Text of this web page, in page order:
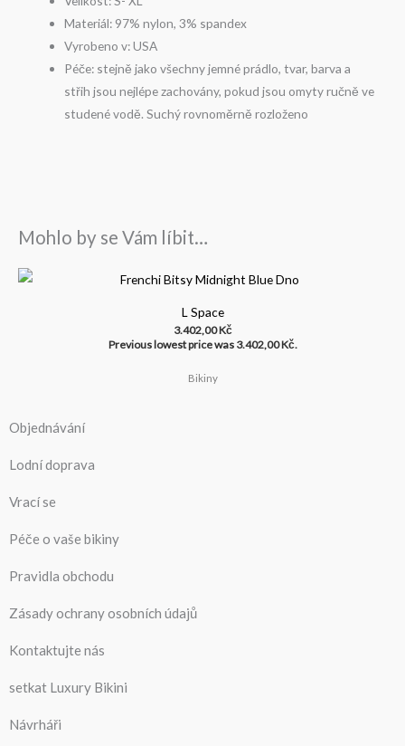
Materiál: 97% nylon, 3% spandex
Vyrobeno v: USA
Péče: stejně jako všechny jemné prádlo, tvar, barva a
střih jsou nejlépe zachovány, pokud jsou omyty ručně ve
studené vodě. Suchý rovnoměrně rozloženo
Mohlo by se Vám líbit…
L Space
3.402,00Kč
Previous lowest price was 3.402,00Kč.
Bikiny
Objednávání
Lodní doprava
Vrací se
Péče o vaše bikiny
Pravidla obchodu
Zásady ochrany osobních údajů
Kontaktujte nás
setkat Luxury Bikini
Návrháři